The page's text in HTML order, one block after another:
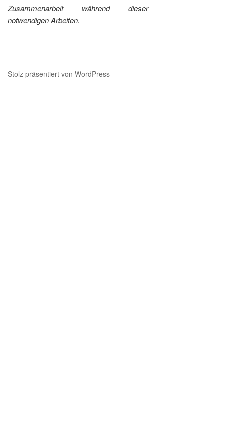
Zusammenarbeit während dieser
notwendigen Arbeiten.
Stolz präsentiert von WordPress